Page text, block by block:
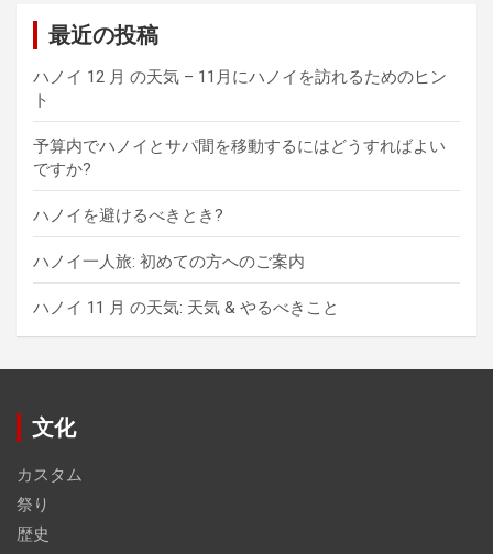
ョ
ン
最近の投稿
ハノイ 12 月 の天気 – 11月にハノイを訪れるためのヒン
ト
予算内でハノイとサパ間を移動するにはどうすればよい
ですか?
ハノイを避けるべきとき?
ハノイ一人旅: 初めての方へのご案内
ハノイ 11 月 の天気: 天気 & やるべきこと
文化
カスタム
祭り
歴史